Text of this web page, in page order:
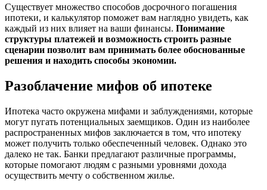
Существует множество способов досрочного погашения
ипотеки, и калькулятор поможет вам наглядно увидеть, как
каждый из них влияет на ваши финансы. Понимание
структуры платежей и возможность строить разные
сценарии позволит вам принимать более обоснованные
решения и находить способы экономии.
Разоблачение мифов об ипотеке
Ипотека часто окружена мифами и заблуждениями, которые
могут пугать потенциальных заемщиков. Один из наиболее
распространенных мифов заключается в том, что ипотеку
может получить только обеспеченный человек. Однако это
далеко не так. Банки предлагают различные программы,
которые помогают людям с разными уровнями дохода
осуществить мечту о собственном жилье.